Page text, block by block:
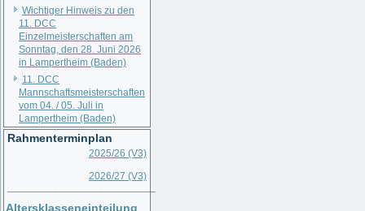
Wichtiger Hinweis zu den
11. DCC
Einzelmeisterschaften am
Sonntag, den 28. Juni 2026
in Lampertheim (Baden)
11. DCC
Mannschaftsmeisterschaften
vom 04. / 05. Juli in
Lampertheim (Baden)
Rahmenterminplan
2025/26 (V3)
2026/27 (V3)
Altersklasseneinteilung